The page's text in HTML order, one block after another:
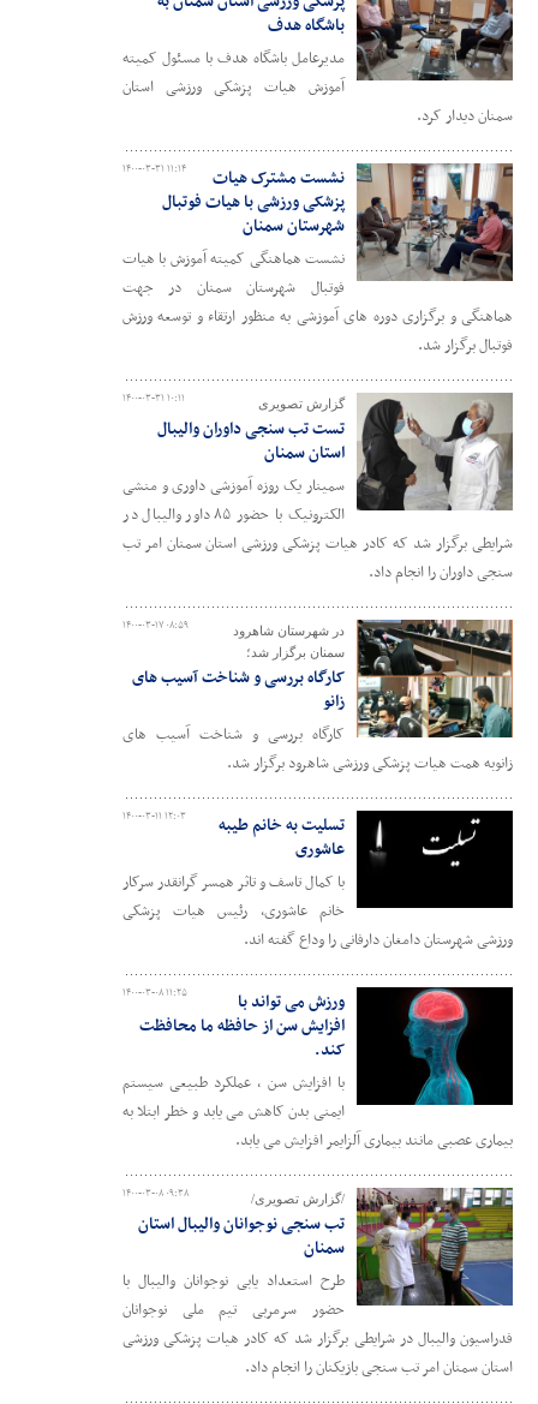
باشگاه هدف
مدیرعامل باشگاه هدف با مسئول کمیته
آموزش هیات پزشکی ورزشی استان
سمنان دیدار کرد.
۱۴۰۰-۰۳-۳۱ ۱۱:۱۴
نشست مشترک هیات
پزشکی ورزشی با هیات فوتبال
شهرستان سمنان
نشست هماهنگی کمیته آموزش با هیات
فوتبال شهرستان سمنان در جهت
هماهنگی و برگزاری دوره های آموزشی به منظور ارتقاء و توسعه ورزش
فوتبال برگزار شد.
۱۴۰۰-۰۳-۳۱ ۱۰:۱۱ گزارش تصویری
تست تب سنجی داوران والیبال
استان سمنان
سمینار یک روزه آموزشی داوری و منشی
الکترونیک با حضور ۸۵ داور والیبال در
شرایطی برگزار شد که کادر هیات پزشکی ورزشی استان سمنان امر تب
سنجی داوران را انجام داد.
۱۴۰۰-۰۳-۱۷ ۰۸:۵۹
در شهرستان شاهرود
سمنان برگزار شد؛
کارگاه بررسی و شناخت آسیب های
زانو
کارگاه بررسی و شناخت آسیب های
زانوبه همت هیات پزشکی ورزشی شاهرود برگزار شد.
۱۴۰۰-۰۳-۱۱ ۱۲:۰۳
تسلیت به خانم طیبه
عاشوری
با کمال تاسف و تاثر همسر گرانقدر سرکار
خانم عاشوری، رئیس هیات پزشکی
ورزشی شهرستان دامغان دارفانی را وداع گفته اند.
۱۴۰۰-۰۳-۰۸ ۱۱:۲۵
ورزش می تواند با
افزایش سن از حافظه ما محافظت
کند.
با افزایش سن ، عملکرد طبیعی سیستم
ایمنی بدن کاهش می یابد و خطر ابتلا به
بیماری عصبی مانند بیماری آلزایمر افزایش می یابد.
۱۴۰۰-۰۳-۰۸ ۰۹:۳۸ /گزارش تصویری/
تب سنجی نوجوانان والیبال استان
سمنان
طرح استعداد یابی نوجوانان والیبال با
حضور سرمربی تیم ملی نوجوانان
فدراسیون والیبال در شرایطی برگزار شد که کادر هیات پزشکی ورزشی
استان سمنان امر تب سنجی بازیکنان را انجام داد.